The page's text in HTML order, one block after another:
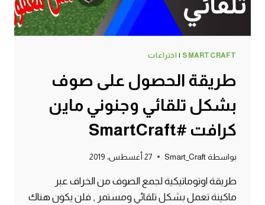
SMARTCRAFT
| اختراعات
طريقة الحصول على صوف
بشكل تلقائي وجنوني ماين
كرافت #SmartCraft
بواسطة Smart_Craft 27 أغسطس، 2019
طريقة اوتوماتيكية لجمع الصوف من الخراف عبر
ماكينة تعمل بشكل تلقائي ومستمر , فلن يكون هناك